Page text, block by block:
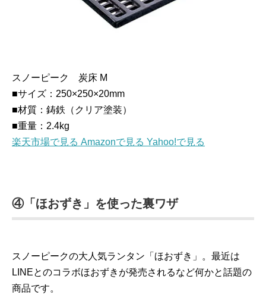
スノーピーク 炭床 M
■サイズ：250×250×20mm
■材質：鋳鉄（クリア塗装）
■重量：2.4kg
楽天市場で見る Amazonで見る Yahoo!で見る
④「ほおずき」を使った裏ワザ
スノーピークの大人気ランタン「ほおずき」。最近は
LINEとのコラボほおずきが発売されるなど何かと話題の
商品です。